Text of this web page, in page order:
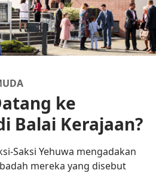
ke
Balai Kerajaan?
Saksi Yehuwa mengadakan
mereka yang disebut